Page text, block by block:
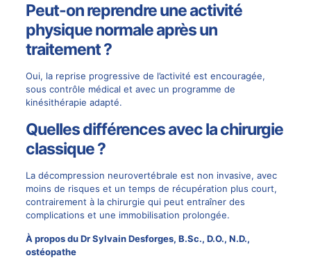
Peut-on reprendre une activité
physique normale après un
traitement ?
Oui, la reprise progressive de l’activité est encouragée,
sous contrôle médical et avec un programme de
kinésithérapie adapté.
Quelles différences avec la chirurgie
classique ?
La décompression neurovertébrale est non invasive, avec
moins de risques et un temps de récupération plus court,
contrairement à la chirurgie qui peut entraîner des
complications et une immobilisation prolongée.
À propos du Dr Sylvain Desforges, B.Sc., D.O., N.D.,
ostéopathe